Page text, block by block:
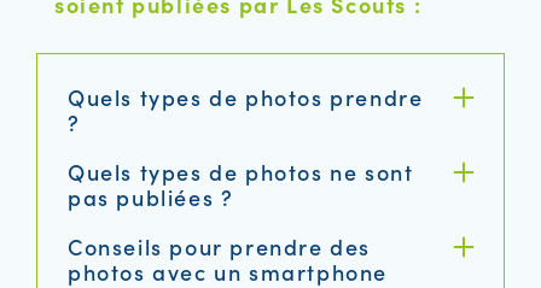
Quels types de photos prendre
?
Quels types de photos ne sont
pas publiées ?
Conseils pour prendre des
photos avec un smartphone